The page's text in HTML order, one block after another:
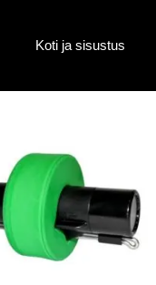
Koti ja sisustus